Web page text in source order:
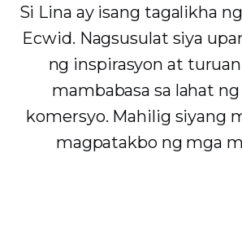
Si Lina ay isang tagalikha
Ecwid. Nagsusulat siya
ng inspirasyon at
mambabasa sa lahat ng
komersyo. Mahilig siyang
magpatakbo ng mga